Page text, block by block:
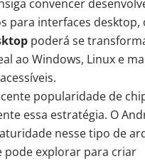
convencer
para interfaces desktop,
poderá se
ao Windows, Linux e
popularidade de
essa estratégia. O
nesse tipo de
pode explorar para criar